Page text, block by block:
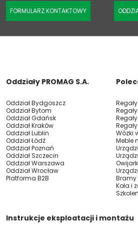
FORMULARZ KONTAKTOWY
Oddziały PROMAG S.A.
Oddział Bydgoszcz
Oddział Bytom
Oddział Gdańsk
Oddział Kraków
Oddział Lublin
Oddział Łódź
Oddział Poznań
Oddział Szczecin
Oddział Warszawa
Oddział Wrocław
Platforma B2B
Wózki
Meble
Bramy
Koła i
Instrukcje eksploatacji i montażu